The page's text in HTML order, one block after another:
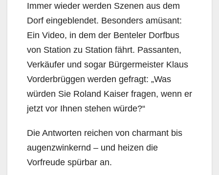
Immer wieder werden Szenen aus dem
Dorf eingeblendet. Besonders amüsant:
Ein Video, in dem der Benteler Dorfbus
von Station zu Station fährt. Passanten,
Verkäufer und sogar Bürgermeister Klaus
Vorderbrüggen werden gefragt: „Was
würden Sie Roland Kaiser fragen, wenn er
jetzt vor Ihnen stehen würde?“
Die Antworten reichen von charmant bis
augenzwinkernd – und heizen die
Vorfreude spürbar an.